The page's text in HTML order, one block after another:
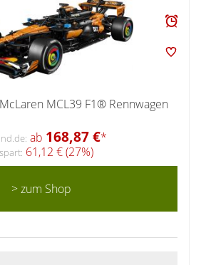
MCL39 F1® Rennwagen
ab 168,87 €*
61,12 € (27%)
> zum Shop